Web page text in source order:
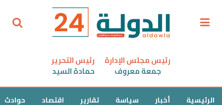
رئيس مجلس الإدارة
جمعة معروف
رئيس التحرير
حمادة السيد
الرئيسية أخبار سياسة تقارير اقتصاد حوادث